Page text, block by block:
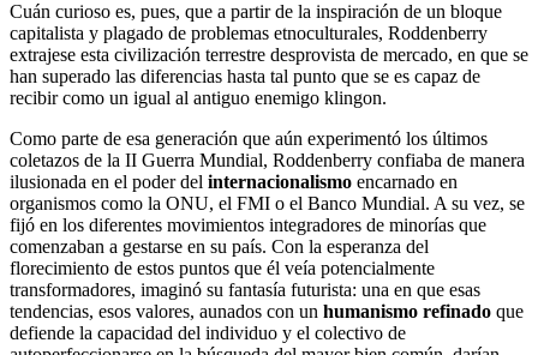
Cuán curioso es, pues, que a partir de la inspiración de un bloque
capitalista y plagado de problemas etnoculturales, Roddenberry
extrajese esta civilización terrestre desprovista de mercado, en que se
han superado las diferencias hasta tal punto que se es capaz de
recibir como un igual al antiguo enemigo klingon.
Como parte de esa generación que aún experimentó los últimos
coletazos de la II Guerra Mundial, Roddenberry confiaba de manera
ilusionada en el poder del internacionalismo encarnado en
organismos como la ONU, el FMI o el Banco Mundial. A su vez, se
fijó en los diferentes movimientos integradores de minorías que
comenzaban a gestarse en su país. Con la esperanza del
florecimiento de estos puntos que él veía potencialmente
transformadores, imaginó su fantasía futurista: una en que esas
tendencias, esos valores, aunados con un humanismo refinado que
defiende la capacidad del individuo y el colectivo de